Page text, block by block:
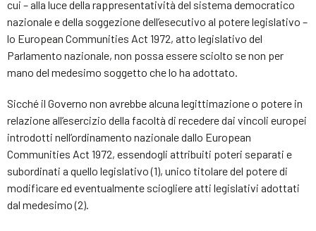
cui – alla luce della rappresentatività del sistema democratico
nazionale e della soggezione dell’esecutivo al potere legislativo –
lo European Communities Act 1972, atto legislativo del
Parlamento nazionale, non possa essere sciolto se non per
mano del medesimo soggetto che lo ha adottato.
Sicché il Governo non avrebbe alcuna legittimazione o potere in
relazione all’esercizio della facoltà di recedere dai vincoli europei
introdotti nell’ordinamento nazionale dallo European
Communities Act 1972, essendogli attribuiti poteri separati e
subordinati a quello legislativo (1), unico titolare del potere di
modificare ed eventualmente sciogliere atti legislativi adottati
dal medesimo (2).